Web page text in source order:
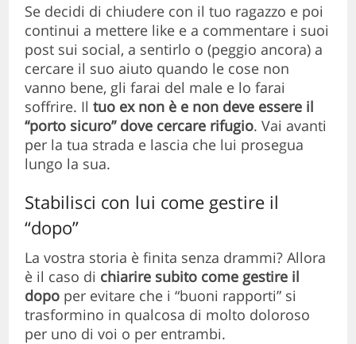
Se decidi di chiudere con il tuo ragazzo e poi
continui a mettere like e a commentare i suoi
post sui social, a sentirlo o (peggio ancora) a
cercare il suo aiuto quando le cose non
vanno bene, gli farai del male e lo farai
soffrire. Iltuo ex non è e non deve essere il
“porto sicuro” dove cercare rifugio. Vai avanti
per la tua strada e lascia che lui prosegua
lungo la sua.
Stabilisci con lui come gestire il
“dopo”
La vostra storia è finita senza drammi? Allora
è il caso di chiarire subito come gestire il
dopo per evitare che i “buoni rapporti” si
trasformino in qualcosa di molto doloroso
per uno di voi o per entrambi.